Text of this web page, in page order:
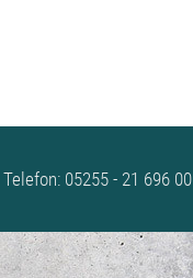
Telefon: 05255 - 21 696 00